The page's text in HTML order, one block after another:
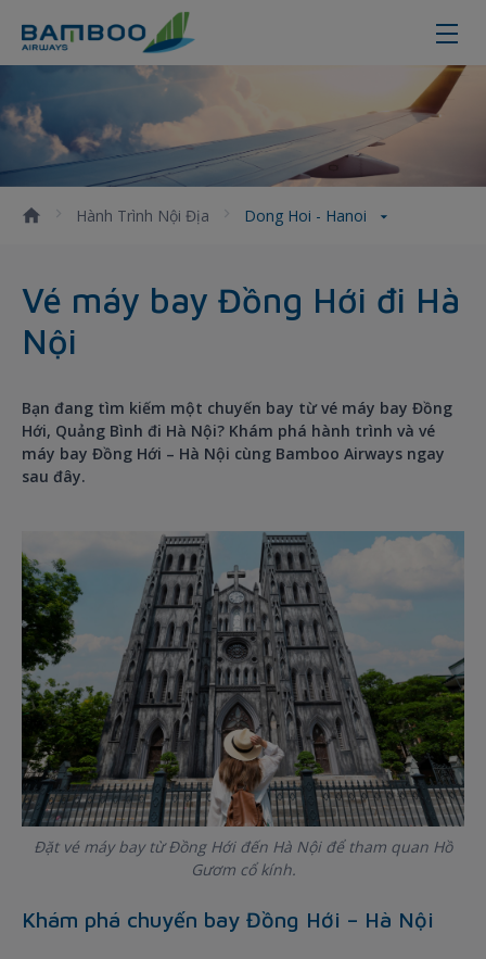
Đặt vé máy bay Đồng Hới đi Hà
Hành Trình Nội Địa Dong Hoi - Hanoi
Vé máy bay Đồng Hới đi Hà
Nội
Bạn đang tìm kiếm một chuyến bay từ vé máy bay Đồng
Hới, Quảng Bình đi Hà Nội? Khám phá hành trình và vé
máy bay Đồng Hới – Hà Nội cùng Bamboo Airways ngay
sau đây.
Đặt vé máy bay từ Đồng Hới đến Hà Nội để tham quan Hồ
Gươm cổ kính.
Khám phá chuyến bay Đồng Hới – Hà Nội